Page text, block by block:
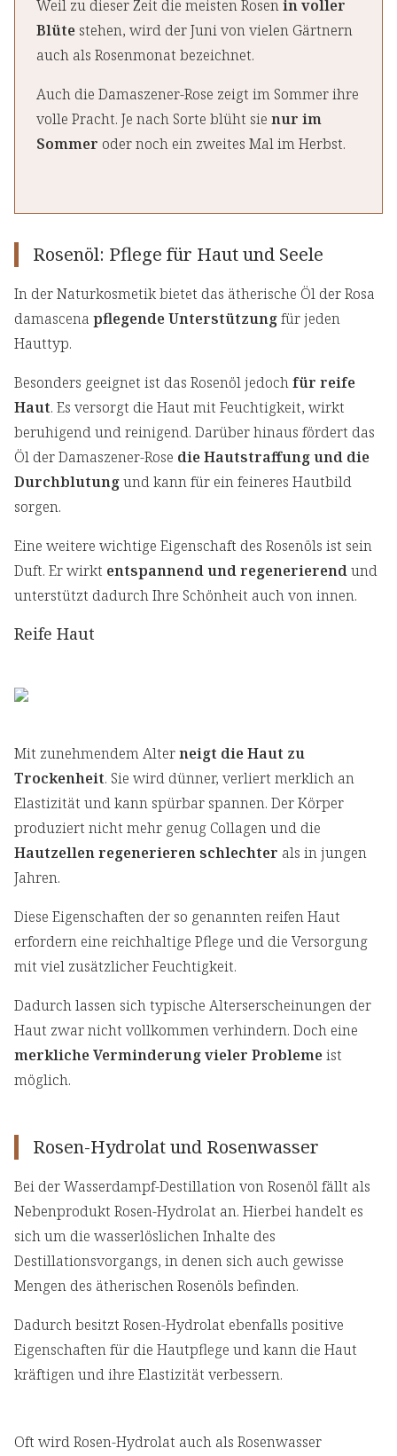
Weil zu dieser Zeit die meisten Rosenin voller
Blüte stehen, wird der Juni von vielen Gärtnern
auch als Rosenmonat bezeichnet.
Auch die Damaszener-Rose zeigt im Sommer ihre
volle Pracht. Je nach Sorte blüht sie nur im
Sommer oder noch ein zweites Mal im Herbst.
Rosenöl: Pflege für Haut und Seele
In der Naturkosmetik bietet das ätherische Öl der Rosa
damascena pflegende Unterstützungfür jeden
Hauttyp.
Besonders geeignet ist das Rosenöl jedochfür reife
Haut. Es versorgt die Haut mit Feuchtigkeit, wirkt
beruhigend und reinigend. Darüber hinaus fördert das
Öl der Damaszener-Rose die Hautstraffung und die
Durchblutungund kann für ein feineres Hautbild
sorgen.
Eine weitere wichtige Eigenschaft des Rosenöls ist sein
Duft. Er wirkt entspannend und regenerierendund
unterstützt dadurch Ihre Schönheit auch von innen.
Reife Haut
Mit zunehmendem Alterneigt die Haut zu
Trockenheit. Sie wird dünner, verliert merklich an
Elastizität und kann spürbar spannen. Der Körper
produziert nicht mehr genug Collagen und die
Hautzellen regenerieren schlechter als in jungen
Jahren.
Diese Eigenschaften der so genannten reifen Haut
erfordern eine reichhaltige Pflege und die Versorgung
mit viel zusätzlicher Feuchtigkeit.
Dadurch lassen sich typische Alterserscheinungen der
Haut zwar nicht vollkommen verhindern. Doch eine
merkliche Verminderung vieler Problemeist
möglich.
Rosen-Hydrolat und Rosenwasser
Bei der Wasserdampf-Destillation von Rosenöl fällt als
Nebenprodukt Rosen-Hydrolat an. Hierbei handelt es
sich um die wasserlöslichen Inhalte des
Destillationsvorgangs, in denen sich auch gewisse
Mengen des ätherischen Rosenöls befinden.
Dadurch besitzt Rosen-Hydrolat ebenfalls positive
Eigenschaften für die Hautpflege und kann die Haut
kräftigen und ihre Elastizität verbessern.
Oft wird Rosen-Hydrolat auch als Rosenwasser